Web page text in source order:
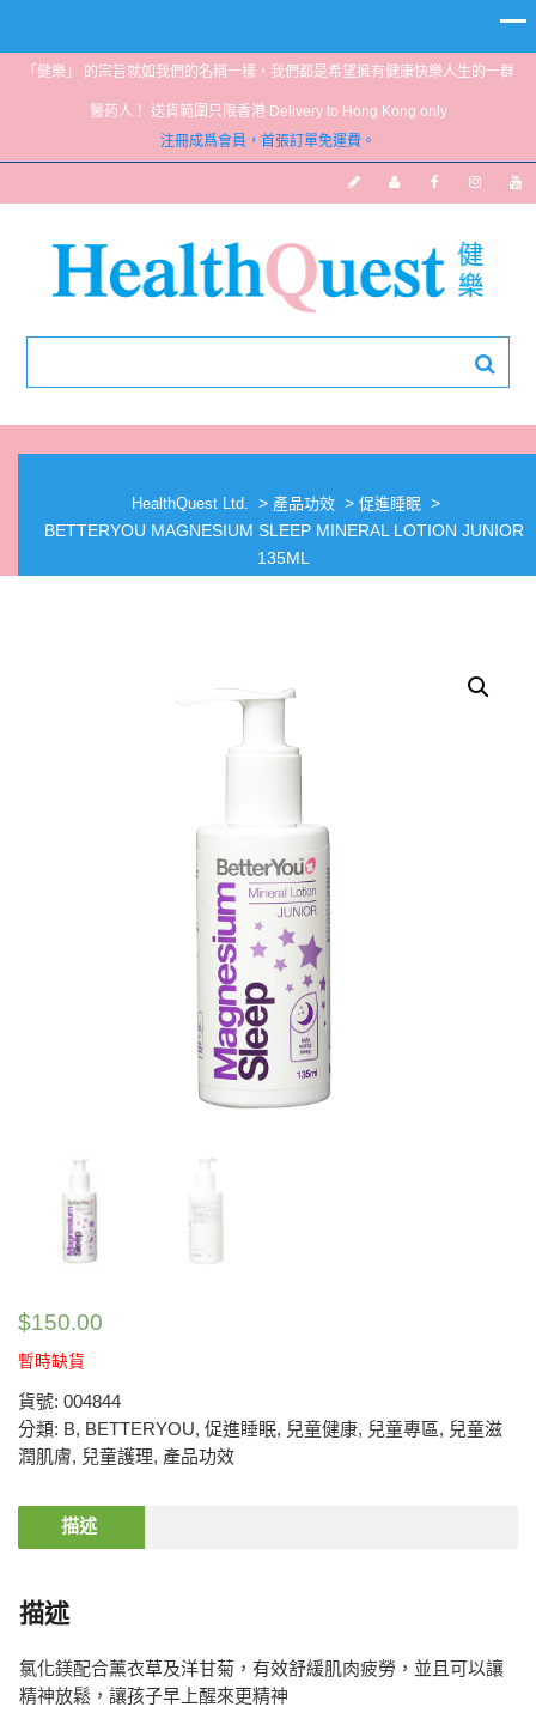
「健樂」 的宗旨就如我們的名稱一樣，我們都是希望擁有健康快樂人生的一群
醫葯人！ 送貨範圍只限香港 Delivery to Hong Kong only
注冊成爲會員，首張訂單免運費。
LOTION JUNIOR 135ML
HealthQuest Ltd. > 產品功效 > 促進睡眠 >
BETTERYOU MAGNESIUM SLEEP MINERAL LOTION JUNIOR
135ML
$150.00
暫時缺貨
貨號: 004844
分類: B, BETTERYOU, 促進睡眠, 兒童健康, 兒童專區, 兒童滋
潤肌膚, 兒童護理, 產品功效
描述
描述
氯化鎂配合薰衣草及洋甘菊，有效舒緩肌肉疲勞，並且可以讓
精神放鬆，讓孩子早上醒來更精神